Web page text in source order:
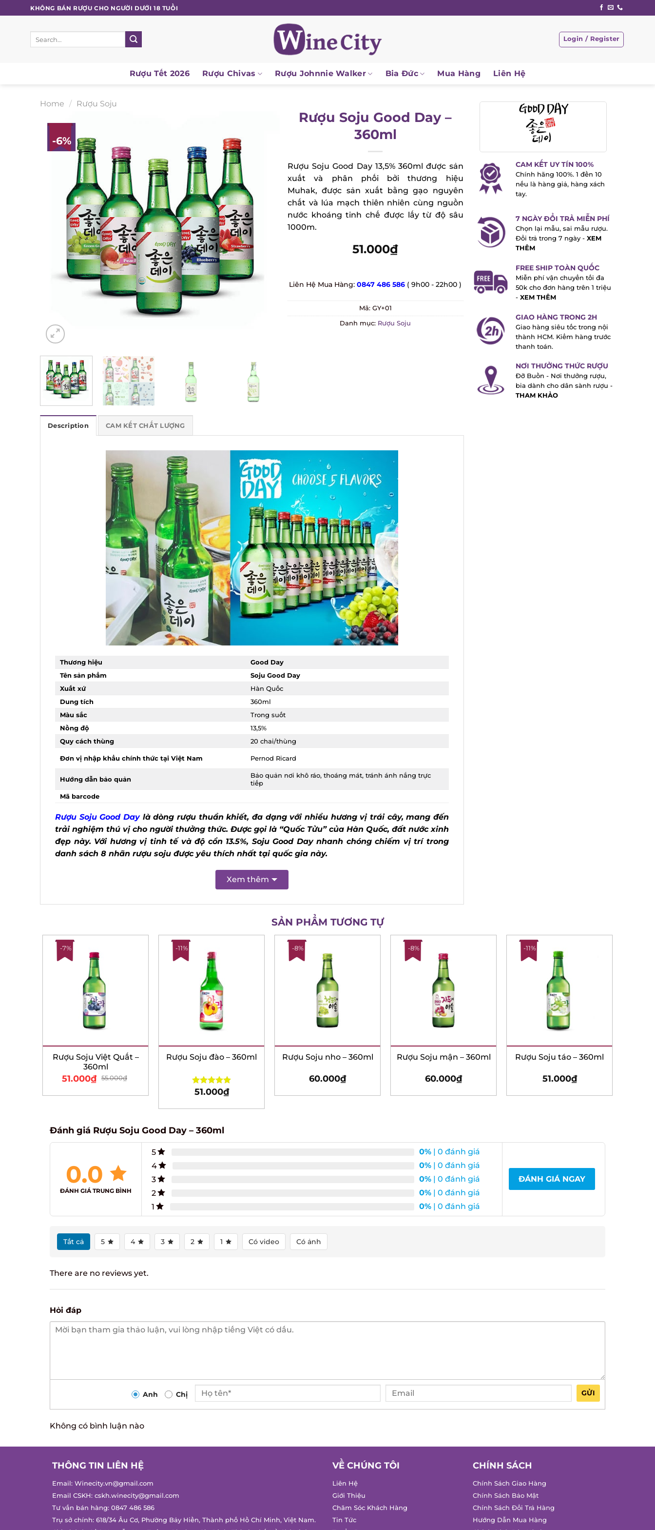
to
content
KHÔNG BÁN RƯỢU CHO NGƯỜI DƯỚI 18 TUỔI
Login / Register
Rượu Tết 2026 Rượu Chivas Rượu Johnnie Walker Bia Đức Mua Hàng Liên Hệ
Home Rượu Soju
-6%
Rượu Soju Good Day –
360ml
Rượu Soju Good Day 13,5% 360ml được sản
xuất và phân phối bởi thương hiệu
Muhak, được sản xuất bằng gạo nguyên
chất và lúa mạch thiên nhiên cùng nguồn
nước khoáng tinh chế được lấy từ độ sâu
1000m.
51.000₫
Liên Hệ Mua Hàng:0847 486 586 ( 9h00 - 22h00 )
Mã:GY+01
Danh mục:Rượu Soju
CAM KẾT UY TÍN 100%
Chính hãng 100%. 1 đền 10
nếu là hàng giả, hàng xách
tay.
7 NGÀY ĐỔI TRẢ MIỄN PHÍ
Chọn lại mẫu, sai mẫu rượu.
Đổi trả trong 7 ngày -XEM
THÊM
FREE SHIP TOÀN QUỐC
Miễn phí vận chuyển tối đa
50k cho đơn hàng trên 1 triệu
XEM THÊM
GIAO HÀNG TRONG 2H
Giao hàng siêu tốc trong nội
thành HCM. Kiểm hàng trước
thanh toán.
NƠI THƯỞNG THỨC RƯỢU
Đỡ Buồn - Nơi thưởng rượu,
bia dành cho dân sành rượu -
THAM KHẢO
Description CAM KẾT CHẤT LƯỢNG
Thương hiệu
Good Day
Tên sản phẩm
Soju Good Day
Xuất xứ
Hàn Quốc
Dung tích
360ml
Màu sắc
Trong suốt
Nồng độ
13,5%
Quy cách thùng
20 chai/thùng
Đơn vị nhập khẩu chính thức tại Việt Nam Pernod Ricard
Hướng dẫn bảo quản
Bảo quản nơi khô ráo, thoáng mát, tránh ánh nắng trực
tiếp
Mã barcode
Rượu Soju Good Day là dòng rượu thuần khiết, đa dạng với nhiều hương vị trái cây, mang đến
trải nghiệm thú vị cho người thưởng thức. Được gọi là “Quốc Tửu” của Hàn Quốc, đất nước xinh
đẹp này. Với hương vị tinh tế và độ cồn 13.5%, Soju Good Day nhanh chóng chiếm vị trí trong
danh sách 8 nhãn rượu soju được yêu thích nhất tại quốc gia này.
Xem thêm
SẢN PHẨM TƯƠNG TỰ
-7%
Rượu Soju Việt Quất –
360ml
55.000₫
51.000₫
-11%
Rượu Soju đào – 360ml
Rated5.00
51.000₫
-8%
Rượu Soju nho – 360ml
60.000₫
-8%
Rượu Soju mận – 360ml
60.000₫
-11%
Rượu Soju táo – 360ml
51.000₫
Đánh giá Rượu Soju Good Day – 360ml
0.0
ĐÁNH GIÁ TRUNG BÌNH
5 0%| 0 đánh giá
4
0%| 0 đánh giá
3
0%| 0 đánh giá
2
0%| 0 đánh giá
0%| 0 đánh giá
ĐÁNH GIÁ NGAY
Tất cả 5 4 3 2 1 Có video Có ảnh
There are no reviews yet.
Hỏi đáp
Anh Chị GỬI
Không có bình luận nào
THÔNG TIN LIÊN HỆ
Email:Winecity.vn@gmail.com
Email CSKH:cskh.winecity@gmail.com
Tư vấn bán hàng:0847 486 586
Trụ sở chính: 618/34 Âu Cơ, Phường Bảy Hiền, Thành phố Hồ Chí Minh, Việt Nam.
VỀ CHÚNG TÔI
Liên Hệ
Giới Thiệu
Chăm Sóc Khách Hàng
Tin Tức
CHÍNH SÁCH
Chính Sách Giao Hàng
Chính Sách Bảo Mật
Chính Sách Đổi Trả Hàng
Hướng Dẫn Mua Hàng